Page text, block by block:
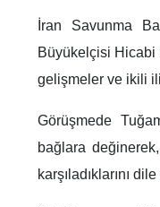
İran Savunma
Büyükelçisi Hicabi
gelişmeler ve ikili
Görüşmede
bağlara
karşıladıklarını